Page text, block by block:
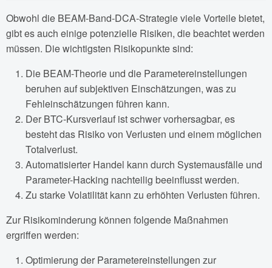
Obwohl die BEAM-Band-DCA-Strategie viele Vorteile bietet,
gibt es auch einige potenzielle Risiken, die beachtet werden
müssen. Die wichtigsten Risikopunkte sind:
Die BEAM-Theorie und die Parametereinstellungen
beruhen auf subjektiven Einschätzungen, was zu
Fehleinschätzungen führen kann.
Der BTC-Kursverlauf ist schwer vorhersagbar, es
besteht das Risiko von Verlusten und einem möglichen
Totalverlust.
Automatisierter Handel kann durch Systemausfälle und
Parameter-Hacking nachteilig beeinflusst werden.
Zu starke Volatilität kann zu erhöhten Verlusten führen.
Zur Risikominderung können folgende Maßnahmen
ergriffen werden:
Optimierung der Parametereinstellungen zur